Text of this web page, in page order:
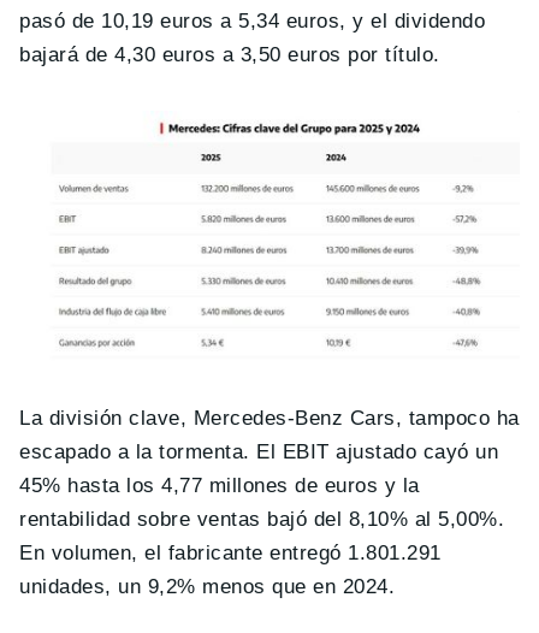
pasó de 10,19 euros a 5,34 euros, y el dividendo
bajará de 4,30 euros a 3,50 euros por título.
La división clave, Mercedes-Benz Cars, tampoco ha
escapado a la tormenta. El EBIT ajustado cayó un
45% hasta los 4,77 millones de euros y la
rentabilidad sobre ventas bajó del 8,10% al 5,00%.
En volumen, el fabricante entregó 1.801.291
unidades, un 9,2% menos que en 2024.